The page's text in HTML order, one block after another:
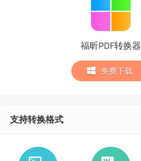
福昕PDF转换器
免费下载
支持转换格式